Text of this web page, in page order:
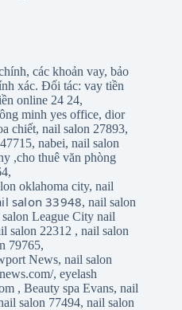
các khoản vay, bảo
xác. Đối tác: vay tiền
online 24 24,
minh yes office, dior
chiết, nail salon 27893,
, nabei, nail salon
,cho thuê văn phòng
,
oklahoma city, nail
salon 33948,nail salon
League City nail
salon 22312 , nail salon
79765,
News, nail salon
, eyelash
, Beauty spa Evans, nail
salon 77494, nail salon